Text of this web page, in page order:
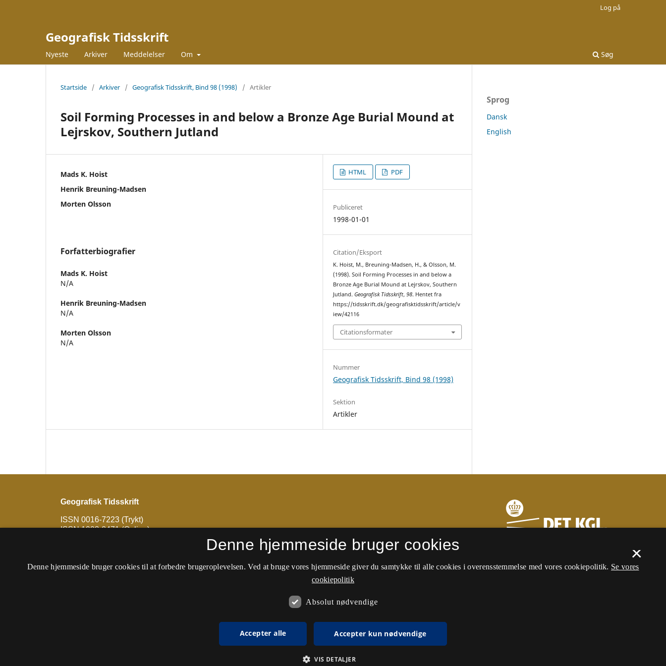
Geografisk Tidsskrift
Nyeste Arkiver Meddelelser Om Søg
Log på
Startside / Arkiver / Geografisk Tidsskrift, Bind 98 (1998) / Artikler
Soil Forming Processes in and below a Bronze Age Burial Mound at
Lejrskov, Southern Jutland
Mads K. Hoist
Henrik Breuning-Madsen
Morten Olsson
Forfatterbiografier
Mads K. Hoist
N/A
Henrik Breuning-Madsen
N/A
Morten Olsson
N/A
HTML PDF
Publiceret
1998-01-01
Citation/Eksport
K. Hoist, M., Breuning-Madsen, H., & Olsson, M.
(1998). Soil Forming Processes in and below a
Bronze Age Burial Mound at Lejrskov, Southern
Jutland.Geografisk Tidsskrift,98. Hentet fra
https://tidsskrift.dk/geografisktidsskrift/article/v
iew/42116
Citationsformater
Nummer
Geografisk Tidsskrift, Bind 98 (1998)
Sektion
Artikler
Sprog
Dansk
English
Geografisk Tidsskrift
ISSN 0016-7223 (Trykt)
ISSN 1903-2471 (Online)
Tidsskriftet udkommer ikke længere på denne side. Nyere numre kan
Francis)
×
Denne hjemmeside bruger cookies
Denne hjemmeside bruger cookies til at forbedre brugeroplevelsen. Ved at bruge vores hjemmeside giver du samtykke til alle cookies i overensstemmelse med vores cookiepolitik. Se vores
cookiepolitik
Absolut nødvendige
Accepter alle Accepter kun nødvendige
VIS DETALJER